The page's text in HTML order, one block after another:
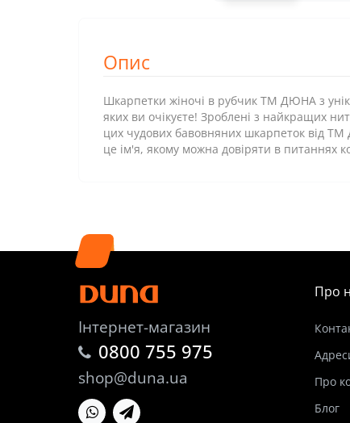
Опис
Шкарпетки жіночі в рубчик ТМ ДЮНА з
яких ви очікуєте! Зроблені з найкращих
цих чудових бавовняних шкарпеток від
це ім'я, якому можна довіряти в питаннях
Інтернет-магазин
0800 755 975
shop@duna.ua
Про
Про
Блог